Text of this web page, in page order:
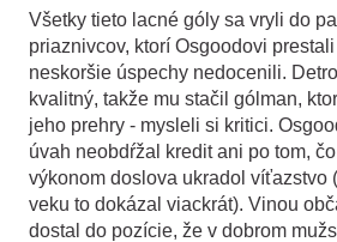
Všetky tieto lacné góly sa vryli do
priaznivcov, ktorí Osgoodovi
neskoršie úspechy nedocenili.
kvalitný, takže mu stačil gólman,
jeho prehry - mysleli si kritici.
úvah neobdŕžal kredit ani po tom,
výkonom doslova ukradol víťazstvo
veku to dokázal viackrát). Vinou
dostal do pozície, že v dobrom